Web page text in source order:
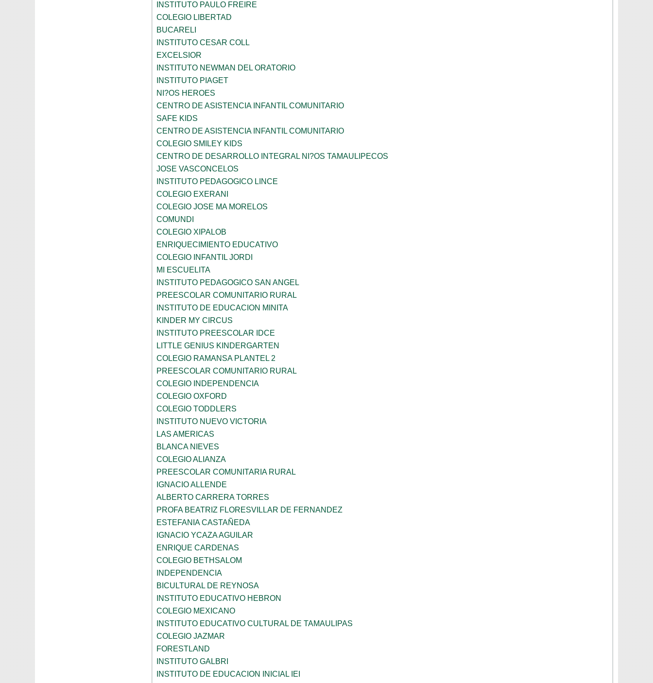
INSTITUTO PAULO FREIRE
COLEGIO LIBERTAD
BUCARELI
INSTITUTO CESAR COLL
EXCELSIOR
INSTITUTO NEWMAN DEL ORATORIO
INSTITUTO PIAGET
NI?OS HEROES
CENTRO DE ASISTENCIA INFANTIL COMUNITARIO
SAFE KIDS
CENTRO DE ASISTENCIA INFANTIL COMUNITARIO
COLEGIO SMILEY KIDS
CENTRO DE DESARROLLO INTEGRAL NI?OS TAMAULIPECOS
JOSE VASCONCELOS
INSTITUTO PEDAGOGICO LINCE
COLEGIO EXERANI
COLEGIO JOSE MA MORELOS
COMUNDI
COLEGIO XIPALOB
ENRIQUECIMIENTO EDUCATIVO
COLEGIO INFANTIL JORDI
MI ESCUELITA
INSTITUTO PEDAGOGICO SAN ANGEL
PREESCOLAR COMUNITARIO RURAL
INSTITUTO DE EDUCACION MINITA
KINDER MY CIRCUS
INSTITUTO PREESCOLAR IDCE
LITTLE GENIUS KINDERGARTEN
COLEGIO RAMANSA PLANTEL 2
PREESCOLAR COMUNITARIO RURAL
COLEGIO INDEPENDENCIA
COLEGIO OXFORD
COLEGIO TODDLERS
INSTITUTO NUEVO VICTORIA
LAS AMERICAS
BLANCA NIEVES
COLEGIO ALIANZA
PREESCOLAR COMUNITARIA RURAL
IGNACIO ALLENDE
ALBERTO CARRERA TORRES
PROFA BEATRIZ FLORESVILLAR DE FERNANDEZ
ESTEFANIA CASTAÑEDA
IGNACIO YCAZA AGUILAR
ENRIQUE CARDENAS
COLEGIO BETHSALOM
INDEPENDENCIA
BICULTURAL DE REYNOSA
INSTITUTO EDUCATIVO HEBRON
COLEGIO MEXICANO
INSTITUTO EDUCATIVO CULTURAL DE TAMAULIPAS
COLEGIO JAZMAR
FORESTLAND
INSTITUTO GALBRI
INSTITUTO DE EDUCACION INICIAL IEI